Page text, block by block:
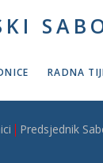
RADNA
Predsjednik